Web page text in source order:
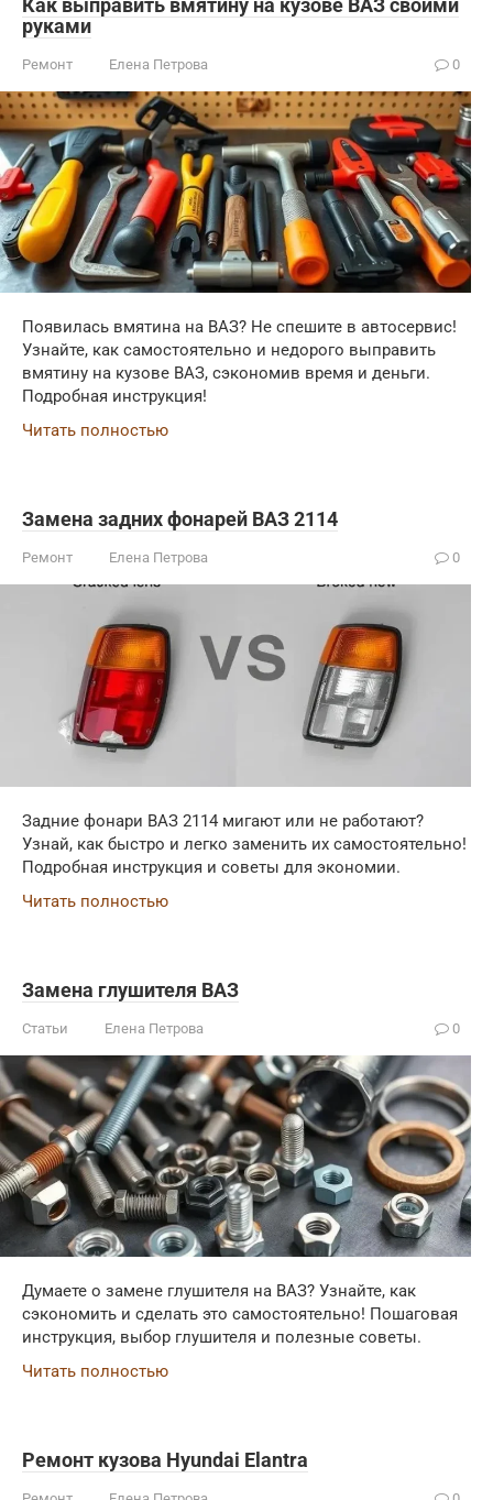
Как выправить вмятину на кузове ВАЗ своими
руками
Ремонт Елена Петрова 0
Появилась вмятина на ВАЗ? Не спешите в автосервис!
Узнайте, как самостоятельно и недорого выправить
вмятину на кузове ВАЗ, сэкономив время и деньги.
Подробная инструкция!
Читать полностью
Замена задних фонарей ВАЗ 2114
Ремонт Елена Петрова 0
Задние фонари ВАЗ 2114 мигают или не работают?
Узнай, как быстро и легко заменить их самостоятельно!
Подробная инструкция и советы для экономии.
Читать полностью
Замена глушителя ВАЗ
Статьи Елена Петрова 0
Думаете о замене глушителя на ВАЗ? Узнайте, как
сэкономить и сделать это самостоятельно! Пошаговая
инструкция, выбор глушителя и полезные советы.
Читать полностью
Ремонт кузова Hyundai Elantra